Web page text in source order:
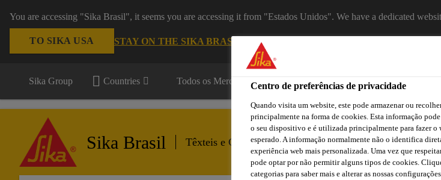
You are accessing "Sika Brasil", it seems you are accessing it from "Estados Unidos". We have a dedicated
TO SIKA USA STAY ON THE SIKA BRASIL WEBSITE
Sika Group Countries Todos os Mercados Indústria
Sika Brasil Têxteis e Consumíveis
Centro de preferências de privacidade
Quando visita um website, este pode armazenar ou
principalmente na forma de cookies. Esta informação pode
o seu dispositivo e é utilizada principalmente para fazer o
esperado. A informação normalmente não o identifica
experiência web mais personalizada. Uma vez que
pode optar por não permitir alguns tipos de cookies.
categorias para saber mais e alterar as nossas